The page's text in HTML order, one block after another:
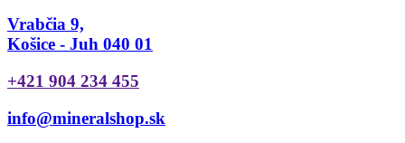
Vrabčia 9,
Košice - Juh 040 01
+421 904 234 455
info@mineralshop.sk